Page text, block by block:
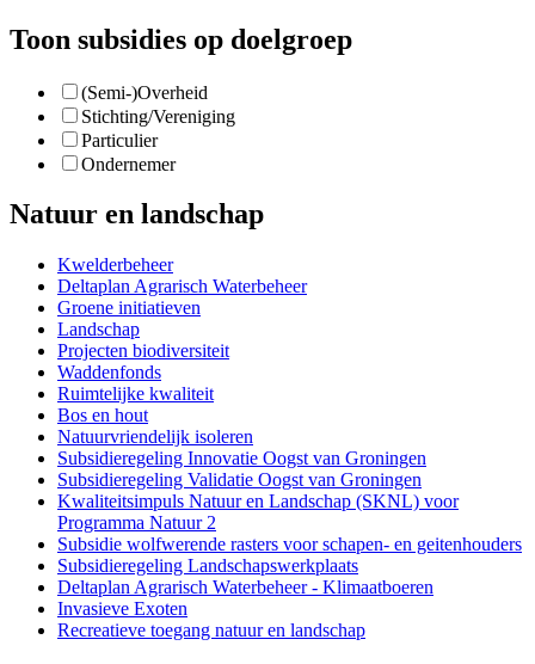
Toon subsidies op doelgroep
(Semi-)Overheid
Stichting/Vereniging
Particulier
Ondernemer
Natuur en landschap
Kwelderbeheer
Deltaplan Agrarisch Waterbeheer
Groene initiatieven
Landschap
Projecten biodiversiteit
Waddenfonds
Ruimtelijke kwaliteit
Bos en hout
Natuurvriendelijk isoleren
Subsidieregeling Innovatie Oogst van Groningen
Subsidieregeling Validatie Oogst van Groningen
Kwaliteitsimpuls Natuur en Landschap (SKNL) voor
Programma Natuur 2
Subsidie wolfwerende rasters voor schapen- en geitenhouders
Subsidieregeling Landschapswerkplaats
Deltaplan Agrarisch Waterbeheer - Klimaatboeren
Invasieve Exoten
Recreatieve toegang natuur en landschap